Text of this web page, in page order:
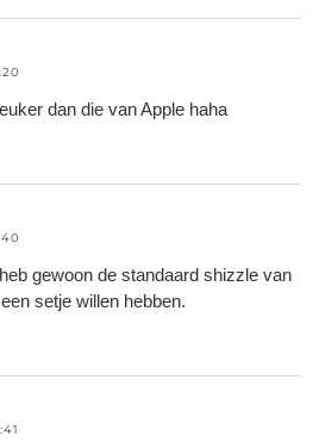
dan die van Apple haha
gewoon de standaard shizzle van
setje willen hebben.